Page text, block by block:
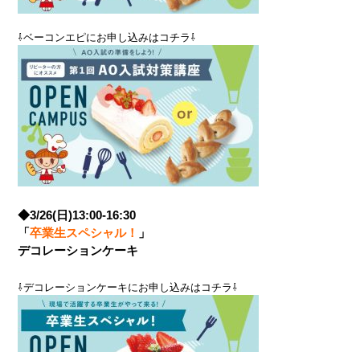
⇩ベーコンエピにお申し込みはコチラ⇩
◆3/26(日)13:00-16:30
「卒業生スペシャル！
」
デコレーションケーキ
⇩デコレーションケーキにお申し込みはコチラ⇩